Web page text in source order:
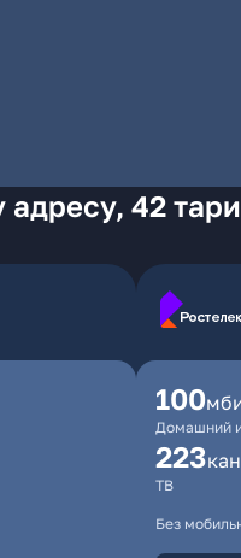
42
100
Домашний
223
ТВ
Без